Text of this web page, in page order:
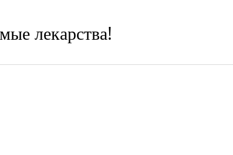
лекарства!